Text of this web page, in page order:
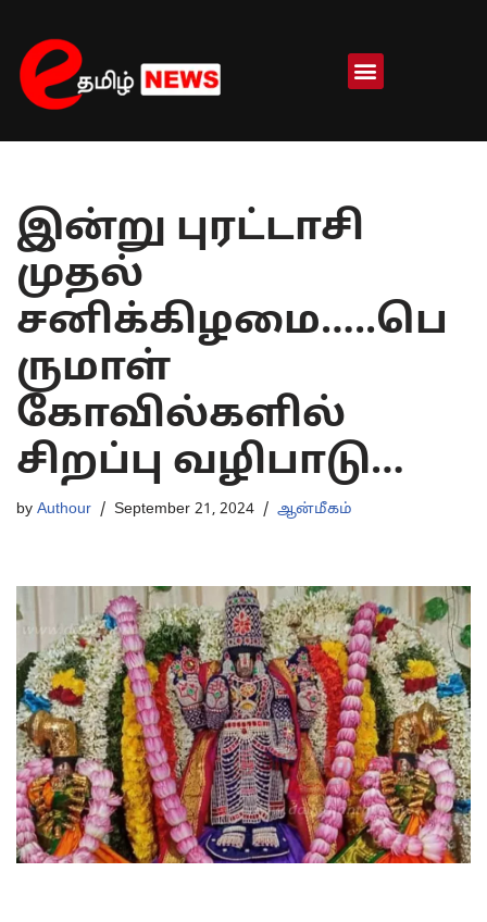
Skip
to
content
இன்று புரட்டாசி
முதல்
சனிக்கிழமை…..பெ
ருமாள்
கோவில்களில்
சிறப்பு வழிபாடு…
by Authour September 21, 2024 ஆன்மீகம்